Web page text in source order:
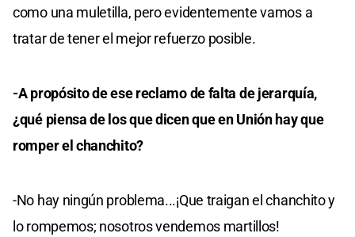
como una muletilla, pero evidentemente vamos a
tratar de tener el mejor refuerzo posible.
-A propósito de ese reclamo de falta de jerarquía,
¿qué piensa de los que dicen que en Unión hay que
romper el chanchito?
-No hay ningún problema...¡Que traigan el chanchito y
lo rompemos; nosotros vendemos martillos!